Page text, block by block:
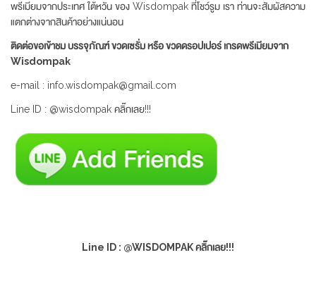
พรีเมียมจากประเทศ ใต้หวัน ของ Wisdompak ที่โชว์รูม เรา ท่านจะสัมผัสความ
แตกต่างจากสินค้าอย่างแน่นอน
ติดต่อขอเข้าชม บรรจุภัณฑ์ ขวดเซรั่ม หรือ ขวดดรอปเปอร์ เกรดพรีเมียมจาก
Wisdompak
e-mail : info.wisdompak@gmail.com
Line ID : @wisdompak คลิ๊กเลย!!!
Line ID : @WISDOMPAK คลิ๊กเลย!!!